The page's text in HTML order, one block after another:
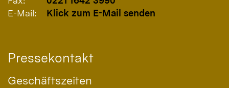
E-Mail:
Klick zum E-Mail senden
Pressekontakt
Geschäftszeiten